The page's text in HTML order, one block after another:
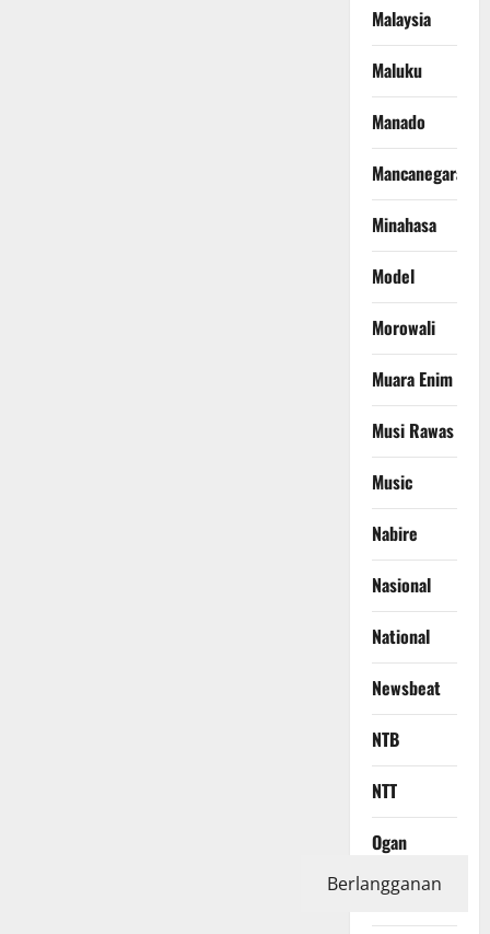
Malaysia
Maluku
Manado
Mancanegara
Minahasa
Model
Morowali
Muara Enim
Musi Rawas
Music
Nabire
Nasional
National
Newsbeat
NTB
NTT
Ogan
Ilir
Berlangganan